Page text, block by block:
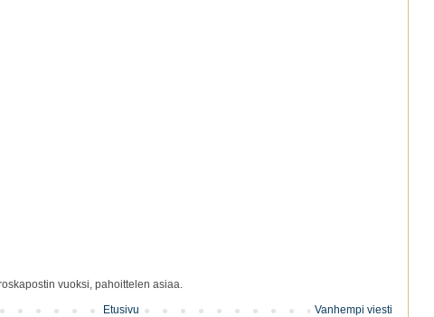
vuoksi, pahoittelen asiaa.
Vanhempi viesti
Etusivu